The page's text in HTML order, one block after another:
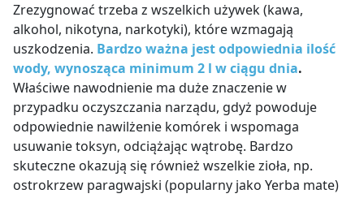
Zrezygnować trzeba z wszelkich używek (kawa,
alkohol, nikotyna, narkotyki), które wzmagają
uszkodzenia. Bardzo ważna jest odpowiednia ilość
wody, wynosząca minimum 2 l w ciągu dnia.
Właściwe nawodnienie ma duże znaczenie w
przypadku oczyszczania narządu, gdyż powoduje
odpowiednie nawilżenie komórek i wspomaga
usuwanie toksyn, odciążając wątrobę. Bardzo
skuteczne okazują się również wszelkie zioła, np.
ostrokrzew paragwajski (popularny jako Yerba mate)